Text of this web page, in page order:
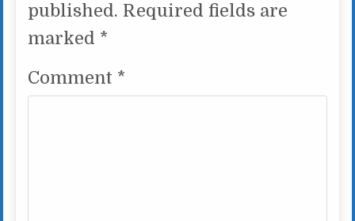
published. Required fields are
marked *
Comment *